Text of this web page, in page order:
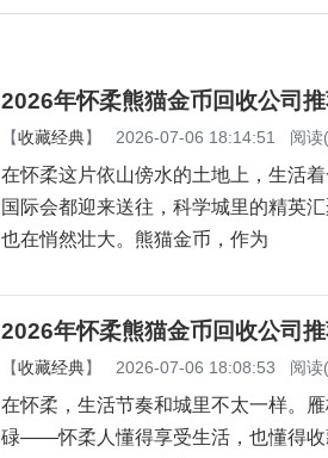
2026年怀柔熊猫金币回收公司
【收藏经典】 2026-07-06 18:14:51 阅读
在怀柔这片依山傍水的土地上，生活
国际会都迎来送往，科学城里的精英
也在悄然壮大。熊猫金币，作为
2026年怀柔熊猫金币回收公司
【收藏经典】 2026-07-06 18:08:53 阅读
在怀柔，生活节奏和城里不太一样。
碌——怀柔人懂得享受生活，也懂得收